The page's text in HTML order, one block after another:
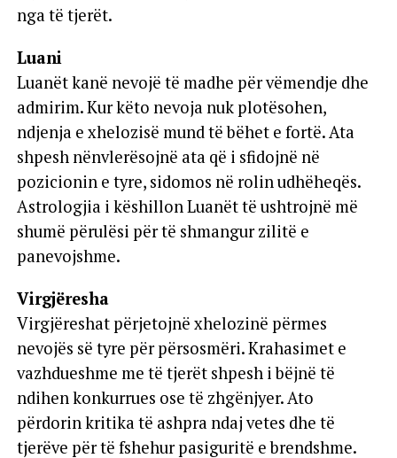
nga të tjerët.
Luani
Luanët kanë nevojë të madhe për vëmendje dhe
admirim. Kur këto nevoja nuk plotësohen,
ndjenja e xhelozisë mund të bëhet e fortë. Ata
shpesh nënvlerësojnë ata që i sfidojnë në
pozicionin e tyre, sidomos në rolin udhëheqës.
Astrologjia i këshillon Luanët të ushtrojnë më
shumë përulësi për të shmangur zilitë e
panevojshme.
Virgjëresha
Virgjëreshat përjetojnë xhelozinë përmes
nevojës së tyre për përsosmëri. Krahasimet e
vazhdueshme me të tjerët shpesh i bëjnë të
ndihen konkurrues ose të zhgënjyer. Ato
përdorin kritika të ashpra ndaj vetes dhe të
tjerëve për të fshehur pasiguritë e brendshme.